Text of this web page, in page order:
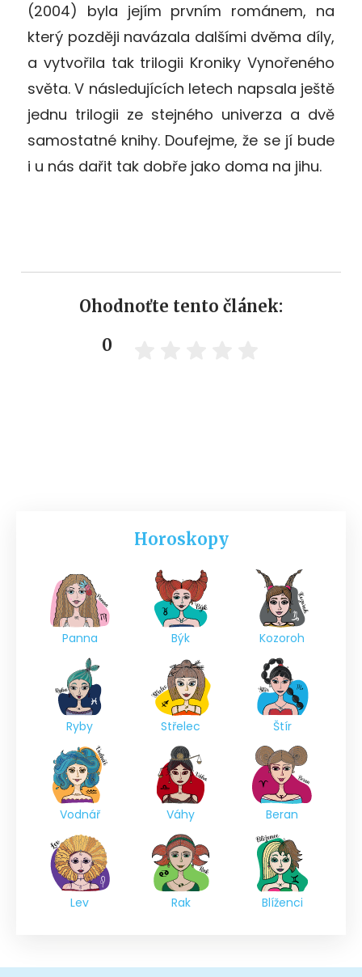
(2004) byla jejím prvním románem, na
který později navázala dalšími dvěma díly,
a vytvořila tak trilogii Kroniky Vynořeného
světa. V následujících letech napsala ještě
jednu trilogii ze stejného univerza a dvě
samostatné knihy. Doufejme, že se jí bude
i u nás dařit tak dobře jako doma na jihu.
Ohodnoťte tento článek:
0
Horoskopy
Panna Býk Kozoroh
Ryby Střelec Štír
Vodnář Váhy Beran
Lev Rak Blíženci